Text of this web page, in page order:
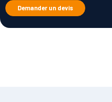
Demander un devis